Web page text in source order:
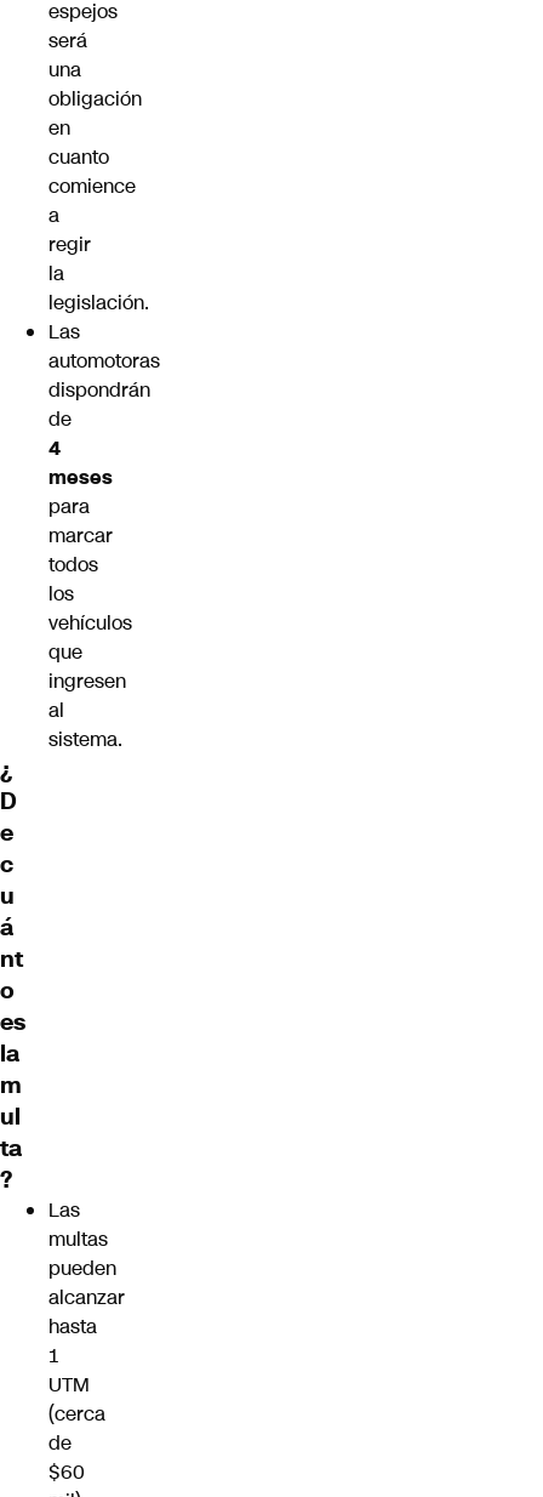
espejos
será
una
obligación
en
cuanto
comience
a
regir
la
legislación.
Las
automotoras
dispondrán
de
4
meses
para
marcar
todos
los
vehículos
que
ingresen
al
sistema.
¿
D
e
c
u
á
nt
o
es
la
m
ul
ta
?
Las
multas
pueden
alcanzar
hasta
1
UTM
(cerca
de
$60